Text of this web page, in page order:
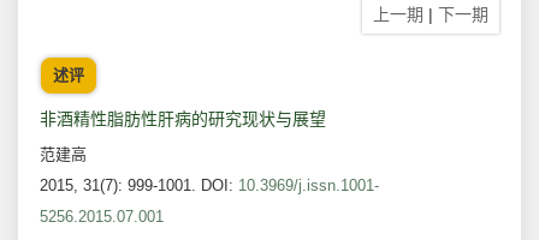
上一期 | 下一期
述评
非酒精性脂肪性肝病的研究现状与展望
范建高
2015, 31(7): 999-1001. DOI: 10.3969/j.issn.1001-
5256.2015.07.001